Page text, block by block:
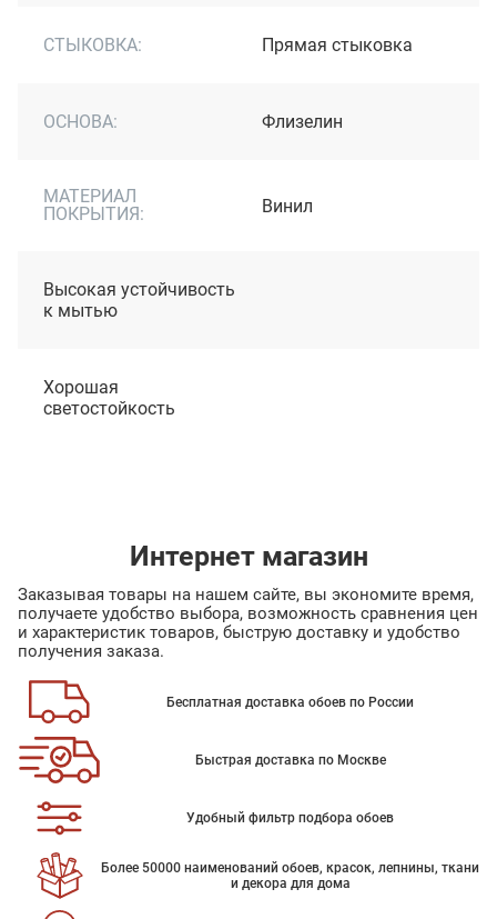
СТЫКОВКА: Прямая стыковка
ОСНОВА: Флизелин
МАТЕРИАЛ
ПОКРЫТИЯ:
Винил
Высокая устойчивость
к мытью
Хорошая
светостойкость
Интернет магазин
Заказывая товары на нашем сайте, вы экономите время,
получаете удобство выбора, возможность сравнения цен
и характеристик товаров, быструю доставку и удобство
получения заказа.
Бесплатная доставка обоев по России
Быстрая доставка по Москве
Удобный фильтр подбора обоев
Более 50000 наименований обоев, красок, лепнины, ткани
и декора для дома